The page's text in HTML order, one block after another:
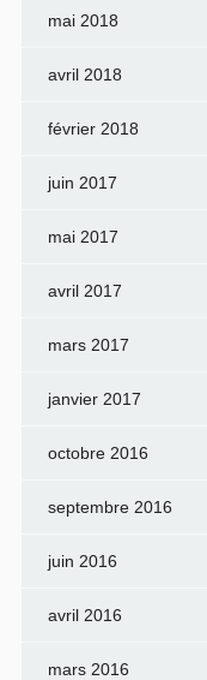
mai 2018
avril 2018
février 2018
juin 2017
mai 2017
avril 2017
mars 2017
janvier 2017
octobre 2016
septembre 2016
juin 2016
avril 2016
mars 2016